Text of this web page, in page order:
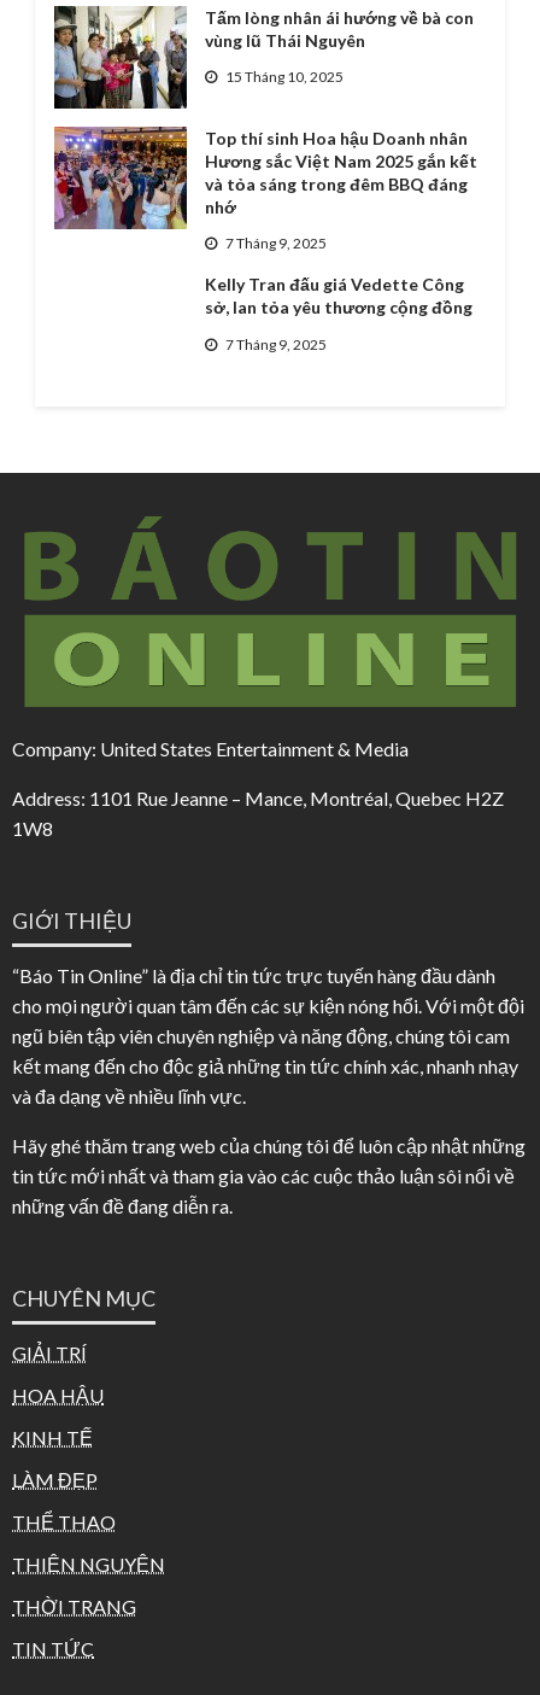
Tấm lòng nhân ái hướng về bà con
vùng lũ Thái Nguyên
15 Tháng 10, 2025
Top thí sinh Hoa hậu Doanh nhân
Hương sắc Việt Nam 2025 gắn kết
và tỏa sáng trong đêm BBQ đáng
nhớ
7 Tháng 9, 2025
Kelly Tran đấu giá Vedette Công
sở, lan tỏa yêu thương cộng đồng
7 Tháng 9, 2025
Company: United States Entertainment & Media
Address: 1101 Rue Jeanne – Mance, Montréal, Quebec H2Z
1W8
GIỚI THIỆU
“Báo Tin Online” là địa chỉ tin tức trực tuyến hàng đầu dành
cho mọi người quan tâm đến các sự kiện nóng hổi. Với một đội
ngũ biên tập viên chuyên nghiệp và năng động, chúng tôi cam
kết mang đến cho độc giả những tin tức chính xác, nhanh nhạy
và đa dạng về nhiều lĩnh vực.
Hãy ghé thăm trang web của chúng tôi để luôn cập nhật những
tin tức mới nhất và tham gia vào các cuộc thảo luận sôi nổi về
những vấn đề đang diễn ra.
CHUYÊN MỤC
GIẢI TRÍ
HOA HẬU
KINH TẾ
LÀM ĐẸP
THỂ THAO
THIỆN NGUYỆN
THỜI TRANG
TIN TỨC